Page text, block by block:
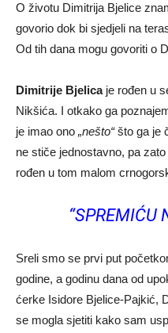
O životu Dimitrija Bjelice
govorio dok bi sjedjeli na
Od tih dana mogu govoriti o
Dimitrije Bjelicaje rođen u
Nikšića. I otkako ga
je imao ono „nešto“što ga je
ne stiče jednostavno, pa
rođen u tom malom
“SPREMIĆU
Sreli smo se prvi put
godine, a godinu dana od
ćerke Isidore Bjelice-Pajkić,
se mogla sjetiti kako sam